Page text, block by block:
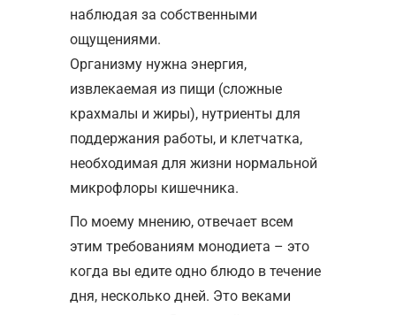
наблюдая за собственными
ощущениями.
Организму нужна энергия,
извлекаемая из пищи (сложные
крахмалы и жиры), нутриенты для
поддержания работы, и клетчатка,
необходимая для жизни нормальной
микрофлоры кишечника.
По моему мнению, отвечает всем
этим требованиям монодиета – это
когда вы едите одно блюдо в течение
дня, несколько дней. Это веками